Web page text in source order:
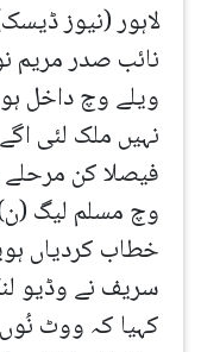
لاہور (نیوز
نائب صدر مریم
ویلے وچ داخل
نہیں ملک لئی
فیصلا کن
وچ مسلم لیگ
خطاب کردیاں
سریف نے وڈیو
کہیا کہ ووٹ